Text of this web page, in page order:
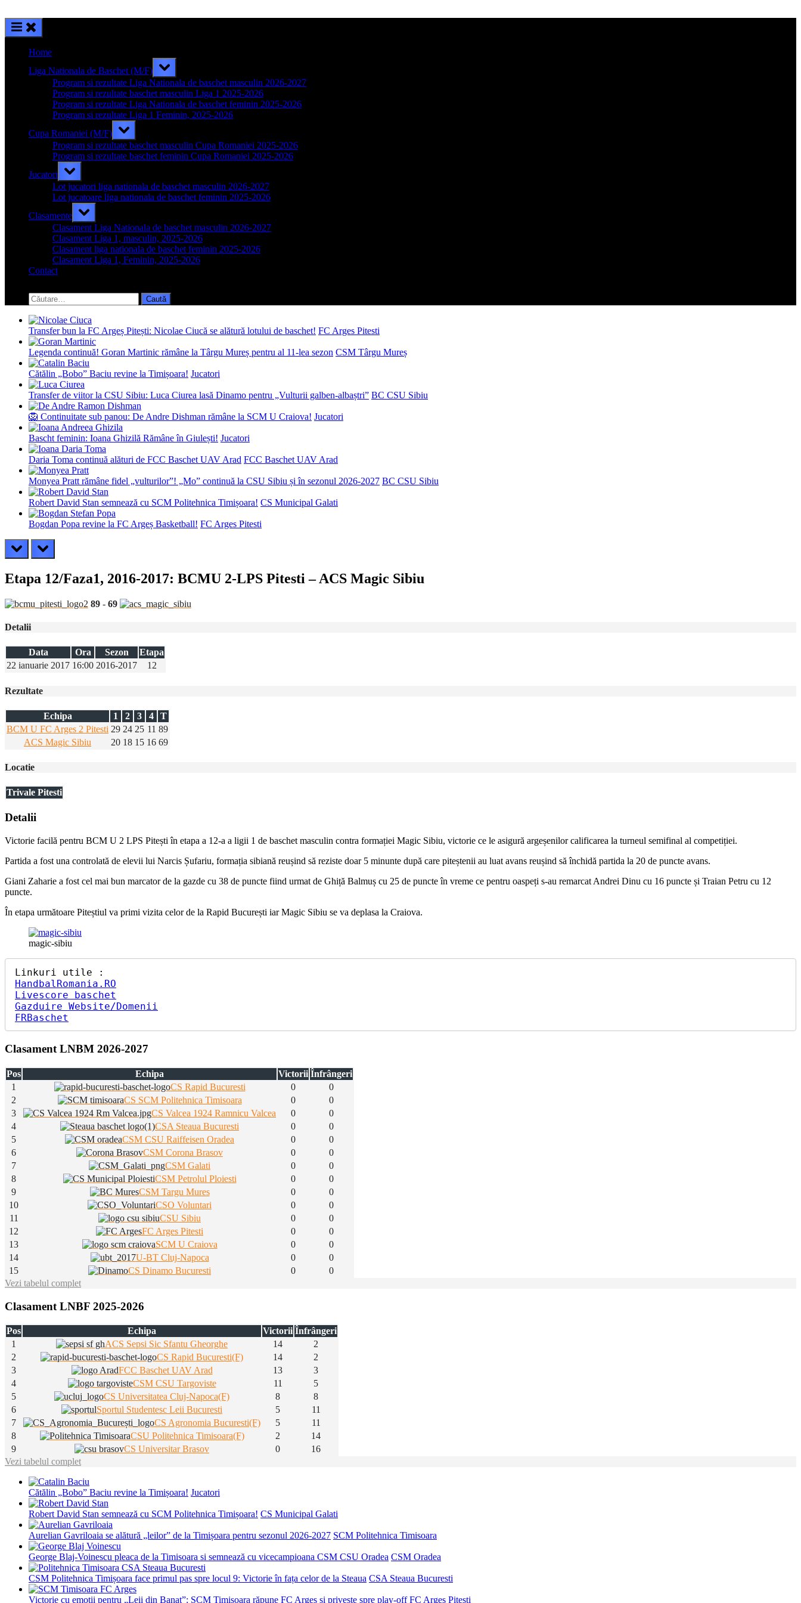
Home
Liga Nationala de Baschet (M/F)
Toggle
sub-
menu
Program si rezultate Liga Nationala de baschet masculin 2026-2027
Program si rezultate baschet masculin Liga 1 2025-2026
Program si rezultate Liga Nationala de baschet feminin 2025-2026
Program si rezultate Liga 1 Feminin, 2025-2026
Cupa Romaniei (M/F)
Toggle
sub-
menu
Program si rezultate baschet masculin Cupa Romaniei 2025-2026
Program si rezultate baschet feminin Cupa Romaniei 2025-2026
Jucatori
Toggle
sub-
menu
Lot jucatori liga nationala de baschet masculin 2026-2027
Lot jucatoare liga nationala de baschet feminin 2025-2026
Clasamente
Toggle
sub-
menu
Clasament Liga Nationala de baschet masculin 2026-2027
Clasament Liga 1, masculin, 2025-2026
Clasament liga nationala de baschet feminin 2025-2026
Clasament Liga 1, Feminin, 2025-2026
Contact
search
form
Caută
după:
Transfer bun la FC Argeș Pitești: Nicolae Ciucă se alătură lotului de baschet! FC Arges Pitesti
Legenda continuă! Goran Martinic rămâne la Târgu Mureș pentru al 11-lea sezon CSM Târgu Mureș
Cătălin „Bobo” Baciu revine la Timișoara! Jucatori
Transfer de viitor la CSU Sibiu: Luca Ciurea lasă Dinamo pentru „Vulturii galben-albaștri” BC CSU Sibiu
🦁 Continuitate sub panou: De Andre Dishman rămâne la SCM U Craiova! Jucatori
Bascht feminin: Ioana Ghizilă Rămâne în Giulești! Jucatori
Daria Toma continuă alături de FCC Baschet UAV Arad FCC Baschet UAV Arad
Monyea Pratt rămâne fidel „vulturilor”! „Mo” continuă la CSU Sibiu și în sezonul 2026-2027 BC CSU Sibiu
Robert David Stan semnează cu SCM Politehnica Timișoara! CS Municipal Galati
Bogdan Popa revine la FC Argeș Basketball! FC Arges Pitesti
prev next
Etapa 12/Faza1, 2016-2017: BCMU 2-LPS Pitesti – ACS Magic Sibiu
89 - 69
Detalii
Data Ora Sezon
Etapa
22 ianuarie 2017 16:00 2016-2017 12
Rezultate
Echipa 1 2 3 4
T
BCM U FC Arges 2 Pitesti 29 24 25 11 89
ACS Magic Sibiu
20 18 15 16 69
Locatie
Trivale Pitesti
Detalii
Victorie facilă pentru BCM U 2 LPS Pitești în etapa a 12-a a ligii 1 de baschet masculin contra formației Magic Sibiu, victorie ce le asigură argeșenilor calificarea la turneul semifinal al competiției.
Partida a fost una controlată de elevii lui Narcis Șufariu, formația sibiană reușind să reziste doar 5 minunte după care piteștenii au luat avans reușind să închidă partida la 20 de puncte avans.
Giani Zaharie a fost cel mai bun marcator de la gazde cu 38 de puncte fiind urmat de Ghiță Balmuș cu 25 de puncte în vreme ce pentru oaspeți s-au remarcat Andrei Dinu cu 16 puncte și Traian Petru cu 12
puncte.
În etapa următoare Piteștiul va primi vizita celor de la Rapid București iar Magic Sibiu se va deplasa la Craiova.
magic-sibiu
HandbalRomania.RO
Livescore baschet
Gazduire Website/Domenii
FRBaschet
Clasament LNBM 2026-2027
Pos Echipa Victorii Înfrângeri
1
CS Rapid Bucuresti 0
0
2
CS SCM Politehnica Timisoara 0
0
3
CS Valcea 1924 Ramnicu Valcea 0
0
4
CSA Steaua Bucuresti 0
0
5
CSM CSU Raiffeisen Oradea 0
0
6
CSM Corona Brasov 0
0
7
CSM Galati 0
0
8
CSM Petrolul Ploiesti 0
0
9
CSM Targu Mures 0
0
10
CSO Voluntari 0
0
11
CSU Sibiu 0
0
12
FC Arges Pitesti 0
0
13
SCM U Craiova 0
0
14
U-BT Cluj-Napoca 0
0
15
CS Dinamo Bucuresti 0
0
Vezi tabelul complet
Clasament LNBF 2025-2026
Pos Echipa Victorii Înfrângeri
1
ACS Sepsi Sic Sfantu Gheorghe 14
2
2
CS Rapid Bucuresti(F) 14
2
3
FCC Baschet UAV Arad 13
3
4
CSM CSU Targoviste 11
5
5
CS Universitatea Cluj-Napoca(F) 8
8
6
Sportul Studentesc Leii Bucuresti 5
11
7
CS Agronomia Bucuresti(F) 5
11
8
CSU Politehnica Timisoara(F) 2
14
9
CS Universitar Brasov 0
16
Vezi tabelul complet
Cătălin „Bobo” Baciu revine la Timișoara! Jucatori
Robert David Stan semnează cu SCM Politehnica Timișoara! CS Municipal Galati
Aurelian Gavriloaia se alătură „leilor” de la Timișoara pentru sezonul 2026-2027 SCM Politehnica Timisoara
George Blaj-Voinescu pleaca de la Timisoara si semnează cu vicecampioana CSM CSU Oradea CSM Oradea
CSM Politehnica Timișoara face primul pas spre locul 9: Victorie în fața celor de la Steaua CSA Steaua Bucuresti
Victorie cu emoții pentru „Leii din Banat”: SCM Timișoara răpune FC Argeș și privește spre play-off FC Arges Pitesti